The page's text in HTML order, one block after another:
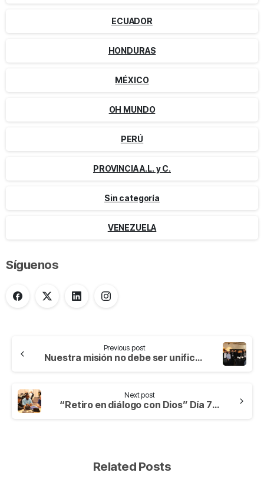
ECUADOR
HONDURAS
MÉXICO
OH MUNDO
PERÚ
PROVINCIA A.L. y C.
Sin categoría
VENEZUELA
Síguenos
Previous post
Nuestra misión no debe ser unificada. Día 4 del 70° Capítulo General
Next post
“Retiro en diálogo con Dios” Día 7 del 70° Capítulo General 2024
Related Posts